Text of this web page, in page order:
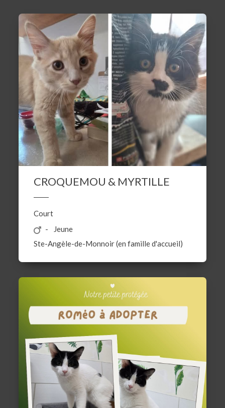
CROQUEMOU & MYRTILLE
Court
Jeune
Ste-Angèle-de-Monnoir (en famille d'accueil)